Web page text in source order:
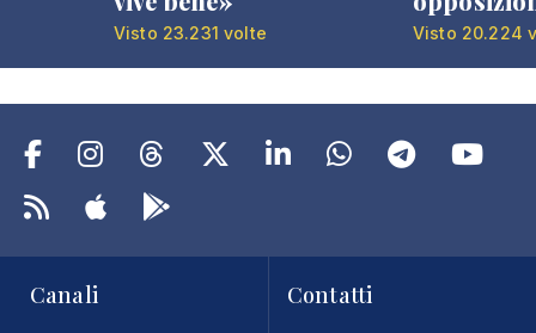
Visto 23.231 volte Visto 20.224
Canali Contatti